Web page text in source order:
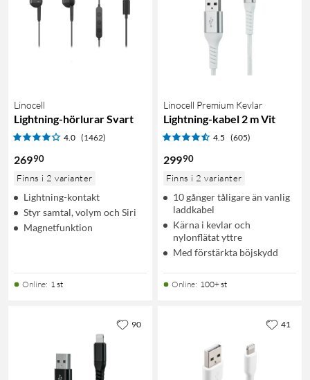
Linocell
Lightning-hörlurar Svart
4.0 (1462)
26990
Finns i 2 varianter
Lightning-kontakt
Styr samtal, volym och Siri
Magnetfunktion
Online: 1 st
Linocell Premium Kevlar
Lightning-kabel 2 m Vit
4.5 (605)
29990
Finns i 2 varianter
10 gånger tåligare än vanlig
laddkabel
Kärna i kevlar och
nylonflätat yttre
Med förstärkta böjskydd
Online: 100+ st
90 41